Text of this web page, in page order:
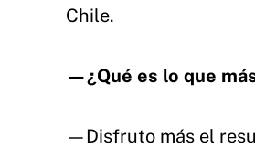
Chile.
—¿Qué es lo que
—Disfruto más el